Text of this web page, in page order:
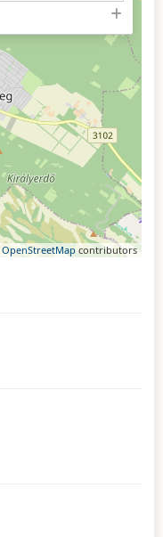
OpenStreetMapcontributors